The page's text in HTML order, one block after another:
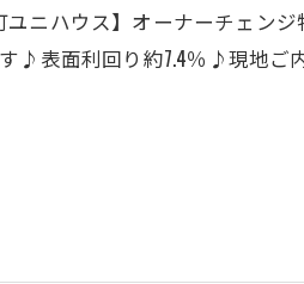
ニハウス】オーナーチェンジ
♪表面利回り約7.4％♪現地ご